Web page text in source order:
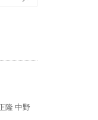
隆 中野